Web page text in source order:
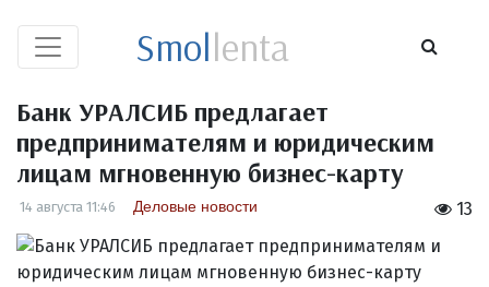
Smollenta
Банк УРАЛСИБ предлагает
предпринимателям и юридическим
лицам мгновенную бизнес-карту
13
14 августа 11:46 Деловые новости